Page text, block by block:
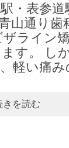
・表参道
山通り歯
ライン
す。 し
軽い痛み
きを読む